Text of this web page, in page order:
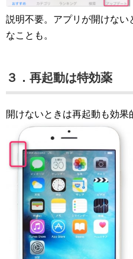
説明不要。アプリが開けな
なことも。
３．再起動は特効薬
開けないときは再起動も効果